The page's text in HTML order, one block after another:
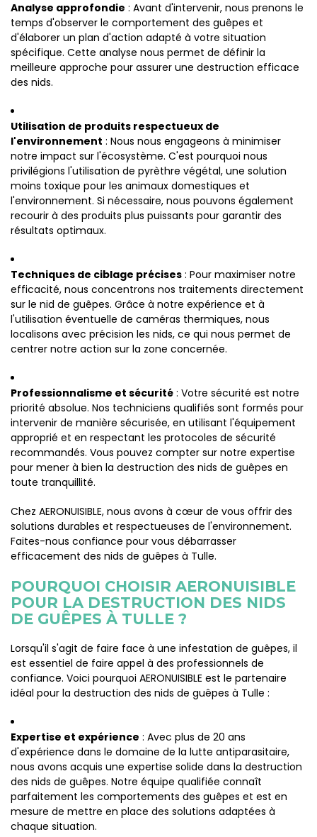
Analyse approfondie : Avant d'intervenir, nous prenons le
temps d'observer le comportement des guêpes et
d'élaborer un plan d'action adapté à votre situation
spécifique. Cette analyse nous permet de définir la
meilleure approche pour assurer une destruction efficace
des nids.
Utilisation de produits respectueux de
l'environnement : Nous nous engageons à minimiser
notre impact sur l'écosystème. C'est pourquoi nous
privilégions l'utilisation de pyrèthre végétal, une solution
moins toxique pour les animaux domestiques et
l'environnement. Si nécessaire, nous pouvons également
recourir à des produits plus puissants pour garantir des
résultats optimaux.
Techniques de ciblage précises : Pour maximiser notre
efficacité, nous concentrons nos traitements directement
sur le nid de guêpes. Grâce à notre expérience et à
l'utilisation éventuelle de caméras thermiques, nous
localisons avec précision les nids, ce qui nous permet de
centrer notre action sur la zone concernée.
Professionnalisme et sécurité : Votre sécurité est notre
priorité absolue. Nos techniciens qualifiés sont formés pour
intervenir de manière sécurisée, en utilisant l'équipement
approprié et en respectant les protocoles de sécurité
recommandés. Vous pouvez compter sur notre expertise
pour mener à bien la destruction des nids de guêpes en
toute tranquillité.
Chez AERONUISIBLE, nous avons à cœur de vous offrir des
solutions durables et respectueuses de l'environnement.
Faites-nous confiance pour vous débarrasser
efficacement des nids de guêpes à Tulle.
POURQUOI CHOISIR AERONUISIBLE
POUR LA DESTRUCTION DES NIDS
DE GUÊPES À TULLE ?
Lorsqu'il s'agit de faire face à une infestation de guêpes, il
est essentiel de faire appel à des professionnels de
confiance. Voici pourquoi AERONUISIBLE est le partenaire
idéal pour la destruction des nids de guêpes à Tulle :
Expertise et expérience : Avec plus de 20 ans
d'expérience dans le domaine de la lutte antiparasitaire,
nous avons acquis une expertise solide dans la destruction
des nids de guêpes. Notre équipe qualifiée connaît
parfaitement les comportements des guêpes et est en
mesure de mettre en place des solutions adaptées à
chaque situation.